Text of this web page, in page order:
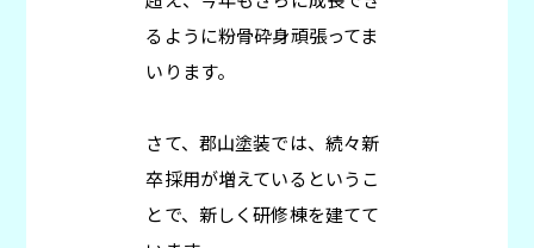
るように粉骨砕身頑張ってま
いります。
さて、郡山塗装では、続々新
卒採用が増えているというこ
とで、新しく研修棟を建てて